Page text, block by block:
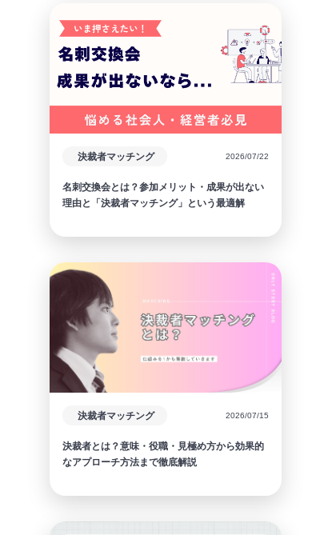
決裁者マッチング 2026/07/22
名刺交換会とは？参加メリット・成果が出ない
理由と「決裁者マッチング」という最適解
決裁者マッチング 2026/07/15
決裁者とは？意味・役職・見極め方から効果的
なアプローチ方法まで徹底解説